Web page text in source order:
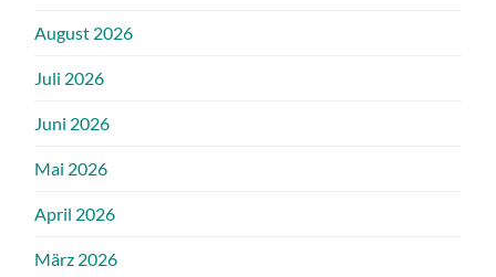
August 2026
Juli 2026
Juni 2026
Mai 2026
April 2026
März 2026